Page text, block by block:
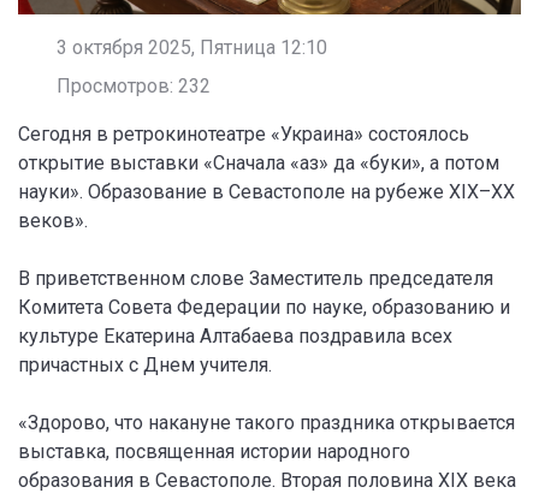
3 октября 2025, Пятница 12:10
Просмотров: 232
Сегодня в ретрокинотеатре «Украина» состоялось
открытие выставки «Сначала «аз» да «буки», а потом
науки». Образование в Севастополе на рубеже XIX–XX
веков».
В приветственном слове Заместитель председателя
Комитета Совета Федерации по науке, образованию и
культуре Екатерина Алтабаева поздравила всех
причастных с Днем учителя.
«Здорово, что накануне такого праздника открывается
выставка, посвященная истории народного
образования в Севастополе. Вторая половина XIX века